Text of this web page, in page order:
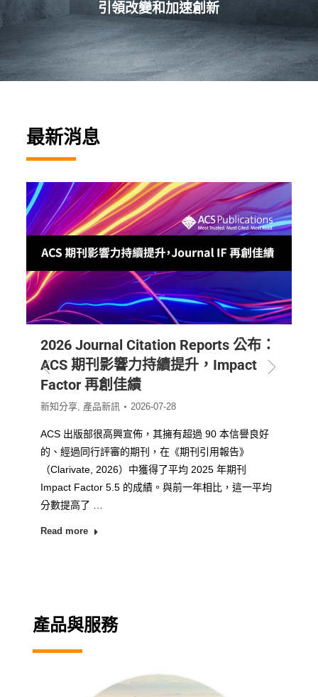
引領改變和加速創新
最新消息
2026 Journal Citation Reports 公布：
ACS 期刊影響力持續提升，Impact
Factor 再創佳績
新知分享, 產品新訊 2026-07-28
ACS 出版部很高興宣佈，其擁有超過 90 本信譽良好
的、經過同行評審的期刊，在《期刊引用報告》
（Clarivate, 2026）中獲得了平均 2025 年期刊
Impact Factor 5.5 的成績。與前一年相比，這一平均
分數提高了 …
Read more
產品與服務